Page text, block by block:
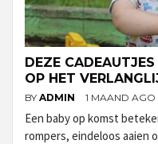
DEZE
OP HET
BY ADMIN 1 MAAND AGO
Een baby op komst
rompers, eindeloos aaien